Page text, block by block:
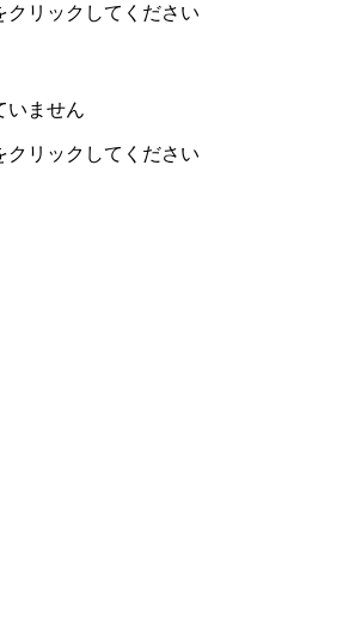
クリックしてください
いません
クリックしてください